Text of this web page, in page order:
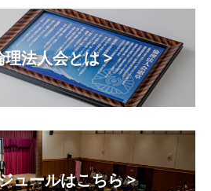
理法人会とは >
ュールはこちら >